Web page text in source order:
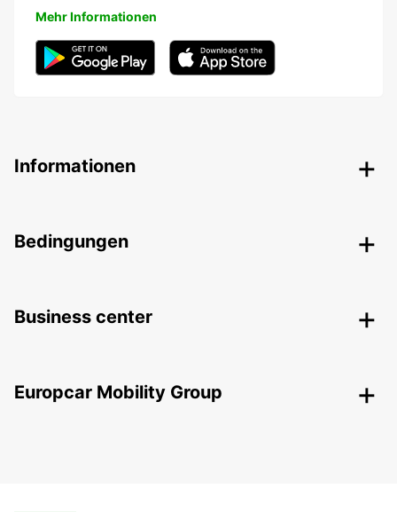
Mehr Informationen
Informationen
Bedingungen
Business center
Europcar Mobility Group